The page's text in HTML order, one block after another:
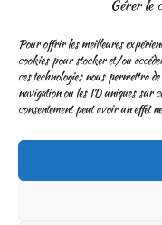
Gérer le
Pour offrir les meilleures
cookies pour stocker et/ou
ces technologies nous permettra
navigation ou les ID uniques sur
consentement peut avoir un effet
tierces parties qui
confidentialité
Mentions légales &